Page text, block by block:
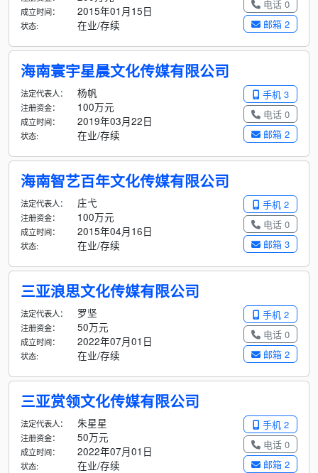
电话 0
邮箱 2
成立时间： 2015年01月15日
状态: 在业/存续
海南寰宇星晨文化传媒有限公司
手机 3
电话 0
邮箱 2
法定代表人： 杨帆
注册资金： 100万元
成立时间： 2019年03月22日
状态: 在业/存续
海南智艺百年文化传媒有限公司
手机 2
电话 0
邮箱 3
法定代表人： 庄弋
注册资金： 100万元
成立时间： 2015年04月16日
状态: 在业/存续
三亚浪思文化传媒有限公司
手机 2
电话 0
邮箱 2
法定代表人： 罗坚
注册资金： 50万元
成立时间： 2022年07月01日
状态: 在业/存续
三亚赏领文化传媒有限公司
手机 2
电话 0
邮箱 2
法定代表人： 朱星星
注册资金： 50万元
成立时间： 2022年07月01日
状态: 在业/存续